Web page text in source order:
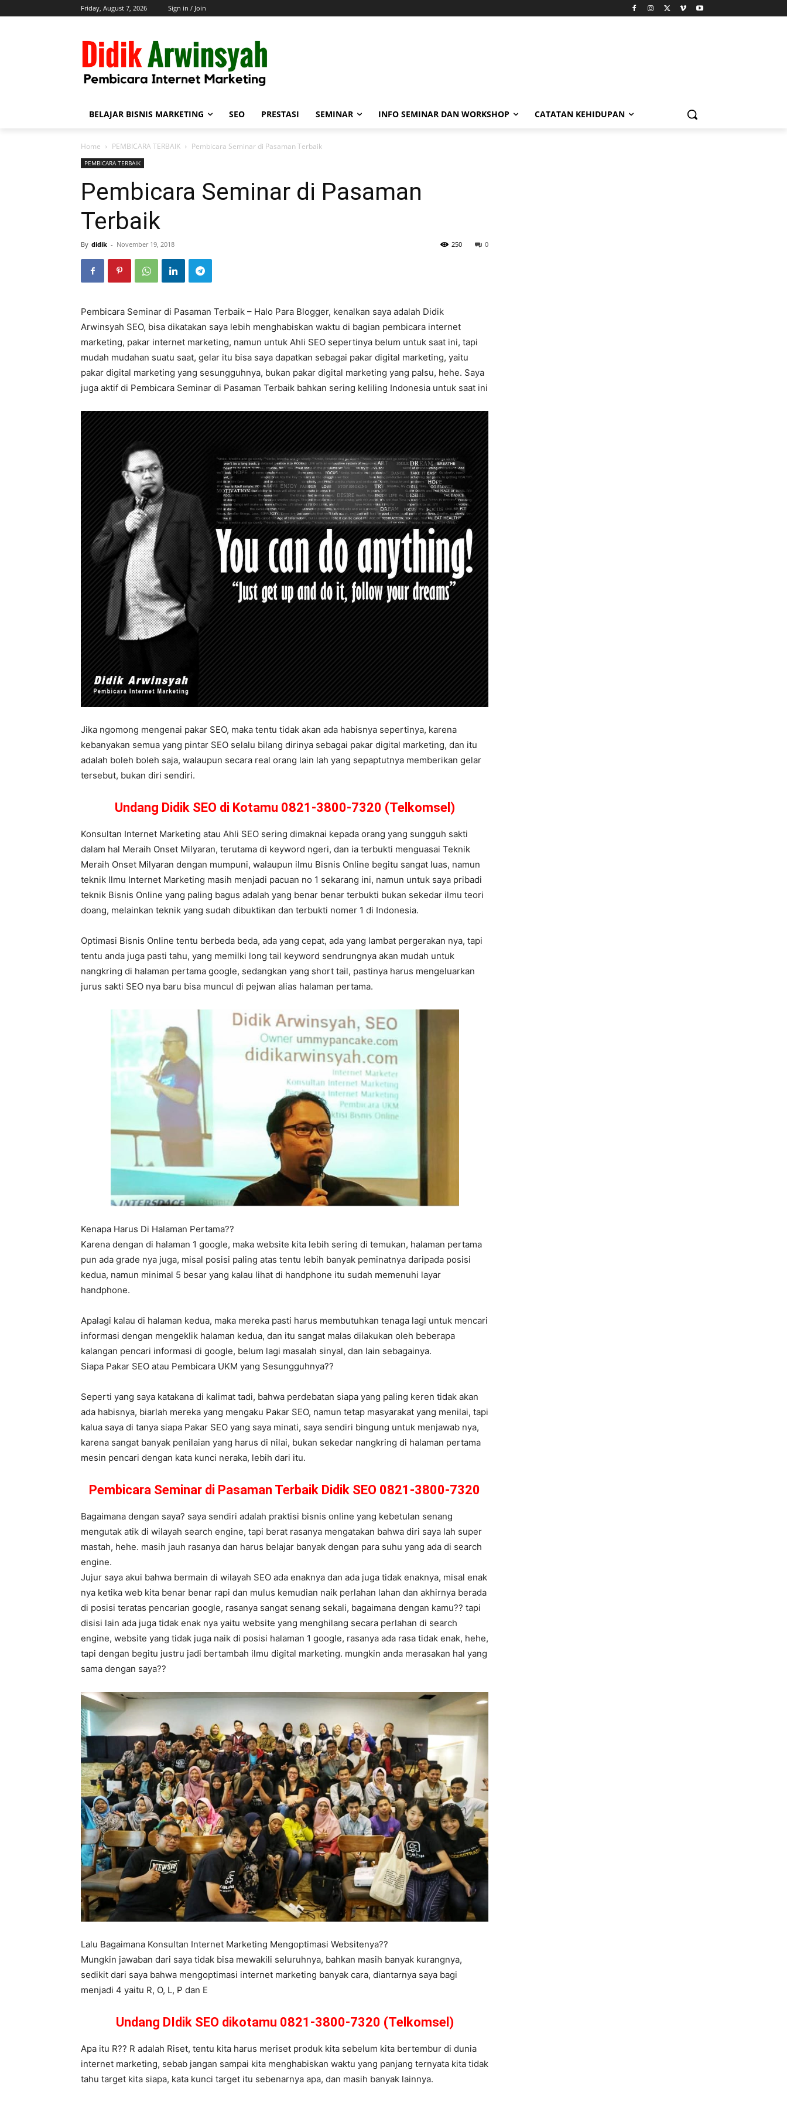
Friday, August 7, 2026 Sign in / Join
BELAJAR BISNIS MARKETING SEO PRESTASI SEMINAR INFO SEMINAR DAN WORKSHOP CATATAN KEHIDUPAN
Home PEMBICARA TERBAIK Pembicara Seminar di Pasaman Terbaik
PEMBICARA TERBAIK
Pembicara Seminar di Pasaman
Terbaik
By didik - November 19, 2018 0
250
Pembicara Seminar di Pasaman Terbaik – Halo Para Blogger, kenalkan saya adalah Didik
Arwinsyah SEO, bisa dikatakan saya lebih menghabiskan waktu di bagian pembicara internet
marketing, pakar internet marketing, namun untuk Ahli SEO sepertinya belum untuk saat ini, tapi
mudah mudahan suatu saat, gelar itu bisa saya dapatkan sebagai pakar digital marketing, yaitu
pakar digital marketing yang sesungguhnya, bukan pakar digital marketing yang palsu, hehe. Saya
juga aktif di Pembicara Seminar di Pasaman Terbaik bahkan sering keliling Indonesia untuk saat ini
Jika ngomong mengenai pakar SEO, maka tentu tidak akan ada habisnya sepertinya, karena
kebanyakan semua yang pintar SEO selalu bilang dirinya sebagai pakar digital marketing, dan itu
adalah boleh boleh saja, walaupun secara real orang lain lah yang sepaptutnya memberikan gelar
tersebut, bukan diri sendiri.
Undang Didik SEO di Kotamu 0821-3800-7320 (Telkomsel)
Konsultan Internet Marketing atau Ahli SEO sering dimaknai kepada orang yang sungguh sakti
dalam hal Meraih Onset Milyaran, terutama di keyword ngeri, dan ia terbukti menguasai Teknik
Meraih Onset Milyaran dengan mumpuni, walaupun ilmu Bisnis Online begitu sangat luas, namun
teknik Ilmu Internet Marketing masih menjadi pacuan no 1 sekarang ini, namun untuk saya pribadi
teknik Bisnis Online yang paling bagus adalah yang benar benar terbukti bukan sekedar ilmu teori
doang, melainkan teknik yang sudah dibuktikan dan terbukti nomer 1 di Indonesia.
Optimasi Bisnis Online tentu berbeda beda, ada yang cepat, ada yang lambat pergerakan nya, tapi
tentu anda juga pasti tahu, yang memilki long tail keyword sendrungnya akan mudah untuk
nangkring di halaman pertama google, sedangkan yang short tail, pastinya harus mengeluarkan
jurus sakti SEO nya baru bisa muncul di pejwan alias halaman pertama.
Kenapa Harus Di Halaman Pertama??
Karena dengan di halaman 1 google, maka website kita lebih sering di temukan, halaman pertama
pun ada grade nya juga, misal posisi paling atas tentu lebih banyak peminatnya daripada posisi
kedua, namun minimal 5 besar yang kalau lihat di handphone itu sudah memenuhi layar
handphone.
Apalagi kalau di halaman kedua, maka mereka pasti harus membutuhkan tenaga lagi untuk mencari
informasi dengan mengeklik halaman kedua, dan itu sangat malas dilakukan oleh beberapa
kalangan pencari informasi di google, belum lagi masalah sinyal, dan lain sebagainya.
Siapa Pakar SEO atau Pembicara UKM yang Sesungguhnya??
Seperti yang saya katakana di kalimat tadi, bahwa perdebatan siapa yang paling keren tidak akan
ada habisnya, biarlah mereka yang mengaku Pakar SEO, namun tetap masyarakat yang menilai, tapi
kalua saya di tanya siapa Pakar SEO yang saya minati, saya sendiri bingung untuk menjawab nya,
karena sangat banyak penilaian yang harus di nilai, bukan sekedar nangkring di halaman pertama
mesin pencari dengan kata kunci neraka, lebih dari itu.
Pembicara Seminar di Pasaman Terbaik Didik SEO 0821-3800-7320
Bagaimana dengan saya? saya sendiri adalah praktisi bisnis online yang kebetulan senang
mengutak atik di wilayah search engine, tapi berat rasanya mengatakan bahwa diri saya lah super
mastah, hehe. masih jauh rasanya dan harus belajar banyak dengan para suhu yang ada di search
engine.
Jujur saya akui bahwa bermain di wilayah SEO ada enaknya dan ada juga tidak enaknya, misal enak
nya ketika web kita benar benar rapi dan mulus kemudian naik perlahan lahan dan akhirnya berada
di posisi teratas pencarian google, rasanya sangat senang sekali, bagaimana dengan kamu?? tapi
disisi lain ada juga tidak enak nya yaitu website yang menghilang secara perlahan di search
engine, website yang tidak juga naik di posisi halaman 1 google, rasanya ada rasa tidak enak, hehe,
tapi dengan begitu justru jadi bertambah ilmu digital marketing. mungkin anda merasakan hal yang
sama dengan saya??
Lalu Bagaimana Konsultan Internet Marketing Mengoptimasi Websitenya??
Mungkin jawaban dari saya tidak bisa mewakili seluruhnya, bahkan masih banyak kurangnya,
sedikit dari saya bahwa mengoptimasi internet marketing banyak cara, diantarnya saya bagi
menjadi 4 yaitu R, O, L, P dan E
Undang DIdik SEO dikotamu 0821-3800-7320 (Telkomsel)
Apa itu R?? R adalah Riset, tentu kita harus meriset produk kita sebelum kita bertembur di dunia
internet marketing, sebab jangan sampai kita menghabiskan waktu yang panjang ternyata kita tidak
tahu target kita siapa, kata kunci target itu sebenarnya apa, dan masih banyak lainnya.